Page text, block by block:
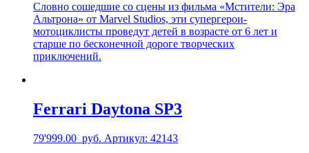
Словно сошедшие со сцены из фильма «Мстители: Эра
Альтрона» от Marvel Studios, эти супергерои-
мотоциклисты проведут детей в возрасте от 6 лет и
старше по бесконечной дороге творческих
приключений.
Ferrari Daytona SP3
79'999.00 руб. Артикул: 42143